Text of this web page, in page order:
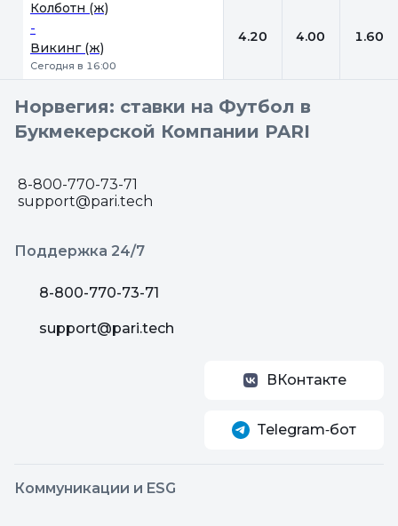
Колботн (ж)
-
Викинг (ж)
Сегодня в 16:00
4.20 4.00 1.60
Норвегия: ставки на Футбол в
Букмекерской Компании PARI
8-800-770-73-71
support@pari.tech
Поддержка 24/7
8-800-770-73-71
support@pari.tech
ВКонтакте
Telegram‑бот
Коммуникации и ESG